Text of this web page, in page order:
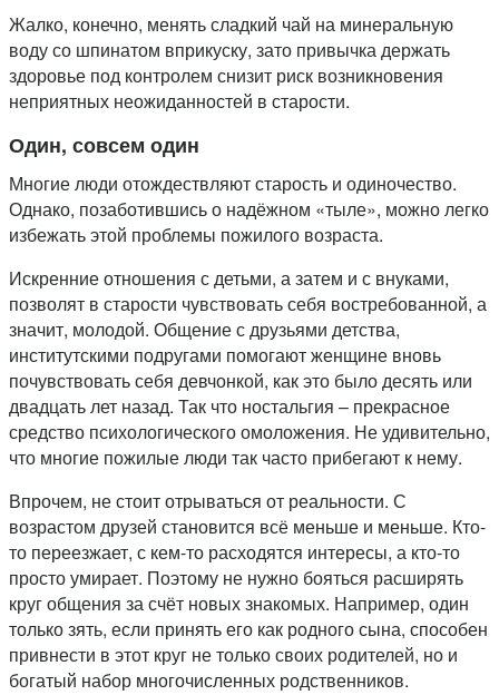
Жалко, конечно, менять сладкий чай на минеральную
воду со шпинатом вприкуску, зато привычка держать
здоровье под контролем снизит риск возникновения
неприятных неожиданностей в старости.
Один, совсем один
Многие люди отождествляют старость и одиночество.
Однако, позаботившись о надёжном «тыле», можно легко
избежать этой проблемы пожилого возраста.
Искренние отношения с детьми, а затем и с внуками,
позволят в старости чувствовать себя востребованной, а
значит, молодой. Общение с друзьями детства,
институтскими подругами помогают женщине вновь
почувствовать себя девчонкой, как это было десять или
двадцать лет назад. Так что ностальгия – прекрасное
средство психологического омоложения. Не удивительно,
что многие пожилые люди так часто прибегают к нему.
Впрочем, не стоит отрываться от реальности. С
возрастом друзей становится всё меньше и меньше. Кто-
то переезжает, с кем-то расходятся интересы, а кто-то
просто умирает. Поэтому не нужно бояться расширять
круг общения за счёт новых знакомых. Например, один
только зять, если принять его как родного сына, способен
привнести в этот круг не только своих родителей, но и
богатый набор многочисленных родственников.